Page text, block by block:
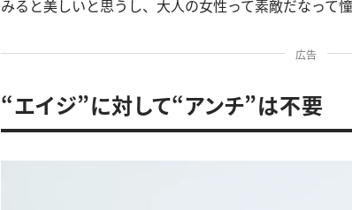
みると美しいと思うし、大人の女性って素敵だなって憧
広告
“エイジ”に対して“アンチ”は不要